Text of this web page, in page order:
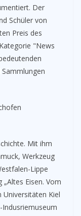
Der
Schüler von
Preis des
"News
Mit ihm
Werkzeug
Lippe
Eisen. Vom
Universitäten Kiel